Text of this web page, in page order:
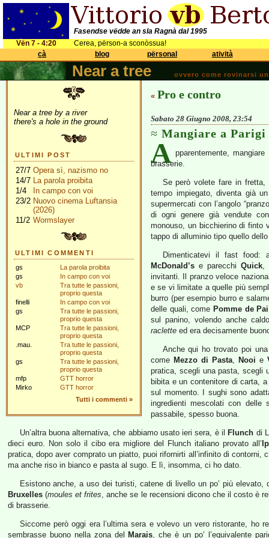
Fasendse vëdde an sla Ragnà dal 1995
Vën 7 - 4:20
Cerea, përson-a sconòssua!
cà
blog përsonal atività
Near a tree ovvero come rovinarsi
Near a tree by a river
there's a hole in the ground
ULTIMI POST
27/7 Opera sì, nazismo no
14/7 La parola proibita
1/4
In campo con voi
23/2 Nuovo cinema Luftansia
(2026)
11/2 Wormslayer
ULTIMI COMMENTI
gs
La parola proibita
gs
In campo con voi
vb
Tra tutte le passioni,
proprio questa
finelli
In campo con voi
gs
Tra tutte le passioni,
proprio questa
MCP
Tra tutte le passioni,
proprio questa
.mau.
Tra tutte le passioni,
proprio questa
gs
Tra tutte le passioni,
proprio questa
mfp
GTT horror
Mirko
GTT horror
Tutti i commenti »
« Pro e contro
Sabato 28 Giugno 2008, 23:54
Mangiare a Parigi
A pparentemente,
brasserie.
Se però volete fare in
tempo impiegato, diventa già
supermercati con l’angolo
di ogni genere già vendute
monouso, un bicchierino di finto
tappo di alluminio tipo quello
Dimenticatevi il fast food:
McDonald’s e parecchiQuick,
invitanti. Il pranzo veloce
e se vi limitate a quelle più
burro (per esempio burro e
delle quali, come Pomme de
sul panino, volendo anche
raclette ed era decisamente
Anche qui ho trovato poi
come Mezzo di Pasta, Nooi e
pratica, scegli una pasta, scegli
bibita e un contenitore di carta,
sul momento. I sughi sono
ingredienti mescolati con
passabile, spesso buona.
Un’altra buona alternativa, che abbiamo usato ieri sera, è il Flunch di
dieci euro. Non solo il cibo era migliore del Flunch italiano provato all’
pratica, dopo aver comprato un piatto, puoi rifornirti all’infinito di
ma anche riso in bianco e pasta al sugo. E lì, insomma, ci ho dato.
Esistono anche, a uso dei turisti, catene di livello un po’ più elevato,
Bruxelles (moules et frites, anche se le recensioni dicono che il costo è
di brasserie.
Siccome però oggi era l’ultima sera e volevo un vero ristorante, ho
sembrasse buono nella zona del
Marais, che è un po’ l’equivalente